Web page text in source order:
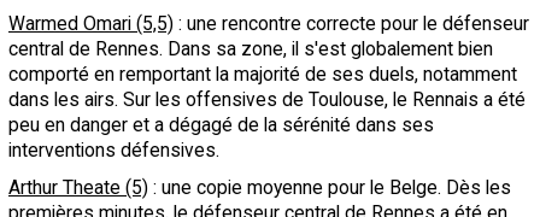
Warmed Omari (5,5) : une rencontre correcte pour le défenseur
central de Rennes. Dans sa zone, il s'est globalement bien
comporté en remportant la majorité de ses duels, notamment
dans les airs. Sur les offensives de Toulouse, le Rennais a été
peu en danger et a dégagé de la sérénité dans ses
interventions défensives.
Arthur Theate (5) : une copie moyenne pour le Belge. Dès les